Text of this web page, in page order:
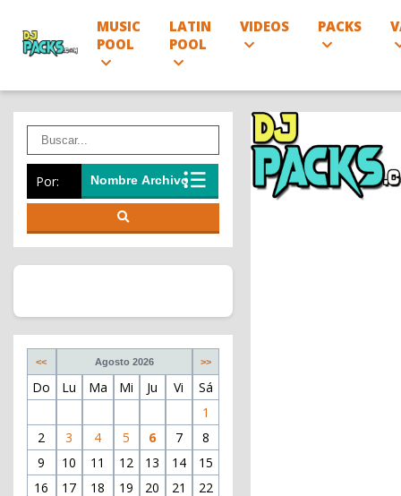
MUSIC
POOL
LATIN
POOL
VIDEOS PACKS
Por:
<< Agosto 2026 >>
Do Lu Ma Mi Ju Vi
Sá
1
2
3 4 5 6 7
8
9
10 11 12 13 14
15
16
17 18 19 20 21
22